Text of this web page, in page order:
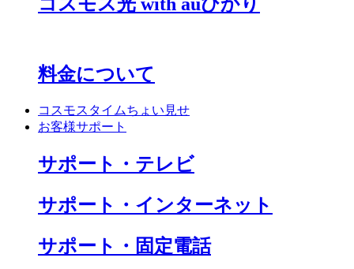
料金について
コスモスタイムちょい見せ
お客様サポート
サポート・テレビ
サポート・インターネット
サポート・固定電話